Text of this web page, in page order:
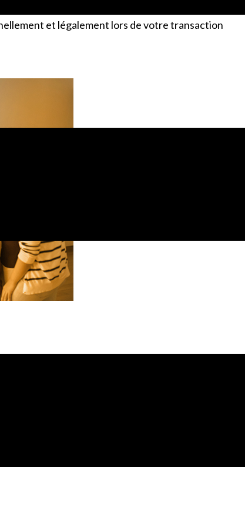
anglophones. Si vous préférez la tranquillité
et légalement lors de votre transaction